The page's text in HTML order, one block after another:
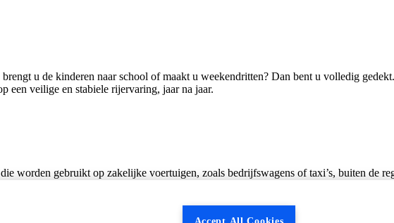
u de kinderen naar school of maakt u weekendritten? Dan bent u volledig
een veilige en stabiele rijervaring, jaar na jaar.
worden gebruikt op zakelijke voertuigen, zoals bedrijfswagens of taxi’s, buiten de
activiteiten komen niet in aanmerking voor garantie.
of onvoldoende onderhoud. Goed onderhoud blijft dus essentieel om de kwaliteit